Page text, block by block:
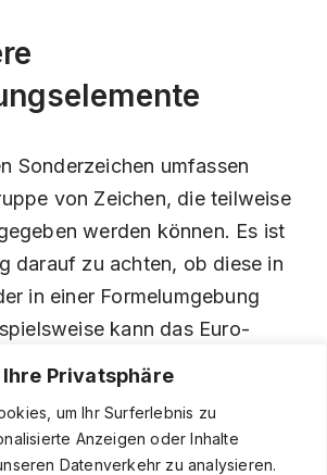
Privatsphäre
um Ihr Surferlebnis zu
Anzeigen oder Inhalte
Datenverkehr zu analysieren.
Sonderzeichen umfassen
von Zeichen, die teilweise
werden können. Es ist
darauf zu achten, ob diese in
in einer Formelumgebung
kann das Euro-